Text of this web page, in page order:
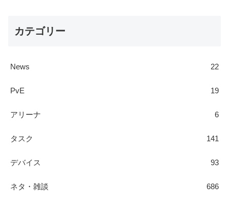
カテゴリー
News 22
PvE 19
アリーナ 6
タスク 141
デバイス 93
ネタ・雑談 686